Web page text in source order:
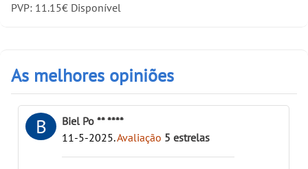
PVP: 11.15€ Disponível
As melhores opiniões
B
Biel Po ** ****
11-5-2025.Avaliação 5 estrelas